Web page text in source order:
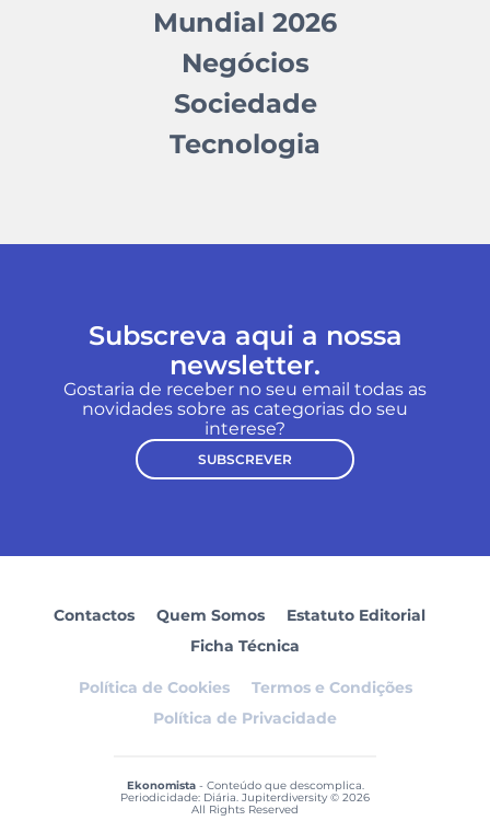
Mundial 2026
Negócios
Sociedade
Tecnologia
Subscreva aqui a nossa
newsletter.
Gostaria de receber no seu email todas as
novidades sobre as categorias do seu
interese?
SUBSCREVER
Contactos Quem Somos
Estatuto Editorial
Ficha Técnica
Política de Cookies
Termos e Condições
Política de Privacidade
Ekonomista- Conteúdo que descomplica.
Periodicidade: Diária. Jupiterdiversity © 2026
All Rights Reserved